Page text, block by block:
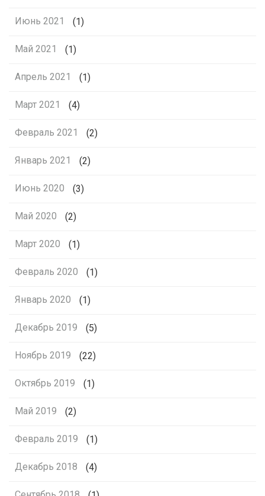
Июнь 2021 (1)
Май 2021 (1)
Апрель 2021 (1)
Март 2021 (4)
Февраль 2021 (2)
Январь 2021 (2)
Июнь 2020 (3)
Май 2020 (2)
Март 2020 (1)
Февраль 2020 (1)
Январь 2020 (1)
Декабрь 2019 (5)
Ноябрь 2019 (22)
Октябрь 2019 (1)
Май 2019 (2)
Февраль 2019 (1)
Декабрь 2018 (4)